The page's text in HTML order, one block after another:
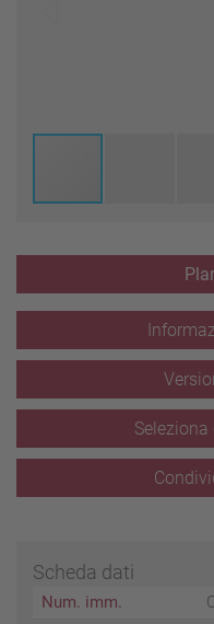
Scheda dati
Num. imm.